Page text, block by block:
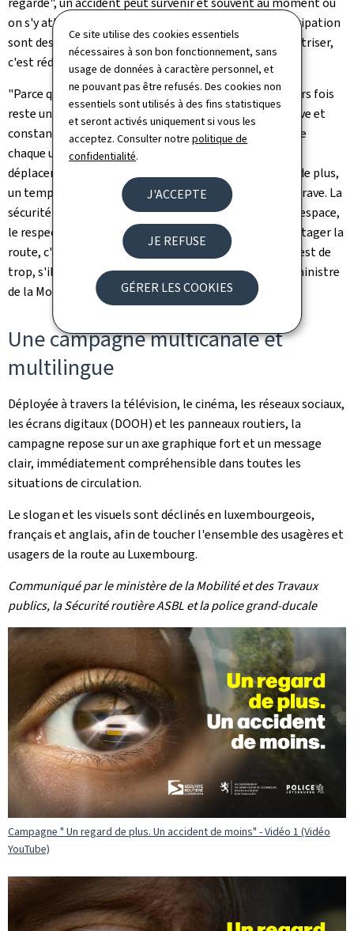
Ce site utilise des cookies essentiels
nécessaires à son bon fonctionnement, sans
usage de données à caractère personnel, et
ne pouvant pas être refusés. Des cookies non
essentiels sont utilisés à des fins statistiques
et seront activés uniquement si vous les
acceptez. Consulter notrepolitique de
confidentialité.
J'ACCEPTE
JE REFUSE
GÉRER LES COOKIES
on s'y attend le moins. La vitesse, la visibilité et l'anticipation
sont des facteurs clés pour éviter l'irréversible: les maîtriser,
c'est réduire les risques.
"Parce que l'inattention est humaine, regarder plusieurs fois
reste un réflexe essentiel sur la route. La vigilance active et
constante est une responsabilité collective, qui engage
chaque usagère et usager, quel que soit son mode de
déplacement. Un regard supplémentaire, un contrôle de plus,
un temps d'arrêt, peuvent suffire à éviter un accident grave. La
sécurité routière repose avant tout sur le partage de l'espace,
le respect mutuel et l'attention portée aux autres. Partager la
route, c'est aussi partager les regards. Aucun regard n'est de
trop, s'il peut sauver une vie", a insisté Yuriko Backes, ministre
de la Mobilité et des Travaux publics.
Une campagne multicanale et
multilingue
Déployée à travers la télévision, le cinéma, les réseaux sociaux,
les écrans digitaux (DOOH) et les panneaux routiers, la
campagne repose sur un axe graphique fort et un message
clair, immédiatement compréhensible dans toutes les
situations de circulation.
Le slogan et les visuels sont déclinés en luxembourgeois,
français et anglais, afin de toucher l'ensemble des usagères et
usagers de la route au Luxembourg.
Communiqué par le ministère de la Mobilité et des Travaux
publics, la Sécurité routière ASBL et la police grand-ducale
Campagne " Un regard de plus. Un accident de moins" - Vidéo 1 (Vidéo
YouTube)